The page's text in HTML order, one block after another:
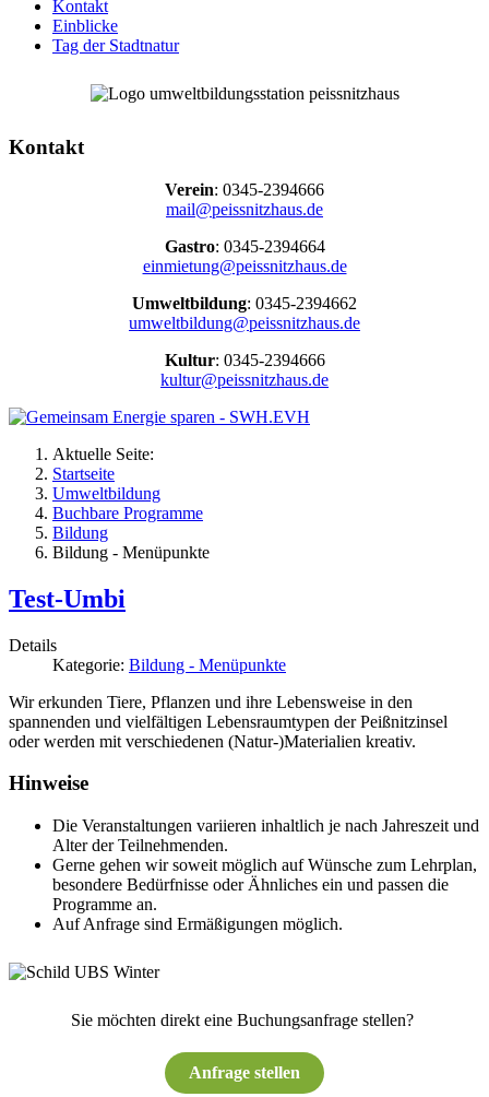
Kontakt
Einblicke
Tag der Stadtnatur
Kontakt
Verein: 0345-2394666
mail@peissnitzhaus.de
Gastro: 0345-2394664
einmietung@peissnitzhaus.de
Umweltbildung: 0345-2394662
umweltbildung@peissnitzhaus.de
Kultur: 0345-2394666
kultur@peissnitzhaus.de
Aktuelle Seite:
Startseite
Umweltbildung
Buchbare Programme
Bildung
Bildung - Menüpunkte
Test-Umbi
Details
Kategorie: Bildung - Menüpunkte
Wir erkunden Tiere, Pflanzen und ihre Lebensweise in den
spannenden und vielfältigen Lebensraumtypen der Peißnitzinsel
oder werden mit verschiedenen (Natur-)Materialien kreativ.
Hinweise
Die Veranstaltungen variieren inhaltlich je nach Jahreszeit und
Alter der Teilnehmenden.
Gerne gehen wir soweit möglich auf Wünsche zum Lehrplan,
besondere Bedürfnisse oder Ähnliches ein und passen die
Programme an.
Auf Anfrage sind Ermäßigungen möglich.
Sie möchten direkt eine Buchungsanfrage stellen?
Anfrage stellen